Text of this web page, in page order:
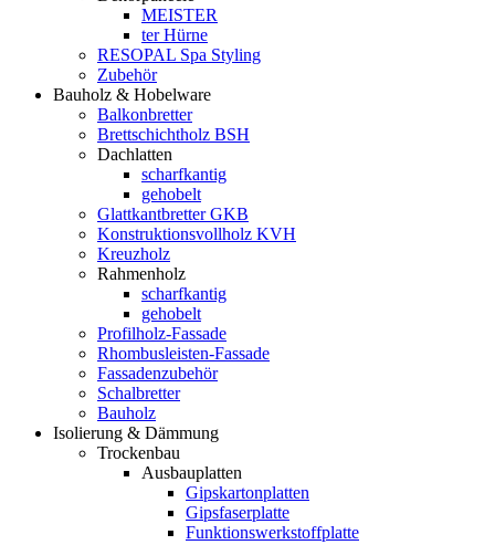
MEISTER
ter Hürne
RESOPAL Spa Styling
Zubehör
Bauholz & Hobelware
Balkonbretter
Brettschichtholz BSH
Dachlatten
scharfkantig
gehobelt
Glattkantbretter GKB
Konstruktionsvollholz KVH
Kreuzholz
Rahmenholz
scharfkantig
gehobelt
Profilholz-Fassade
Rhombusleisten-Fassade
Fassadenzubehör
Schalbretter
Bauholz
Isolierung & Dämmung
Trockenbau
Ausbauplatten
Gipskartonplatten
Gipsfaserplatte
Funktionswerkstoffplatte